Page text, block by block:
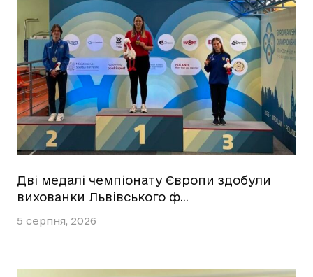
Дві медалі чемпіонату Європи здобули
вихованки Львівського ф…
5 серпня, 2026